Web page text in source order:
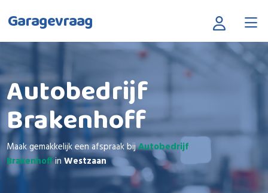
Garagevraag
Autobedrijf
Brakenhoff
Maak gemakkelijk een afspraak bijAutobedrijf
BrakenhoffinWestzaan